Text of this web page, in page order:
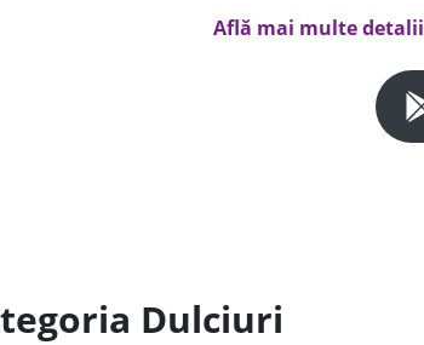
Află mai multe detalii
Dulciuri